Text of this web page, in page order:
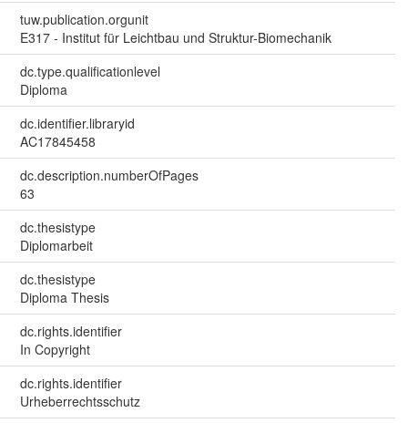
tuw.publication.orgunit
E317 - Institut für Leichtbau und Struktur-Biomechanik
dc.type.qualificationlevel
Diploma
dc.identifier.libraryid
AC17845458
dc.description.numberOfPages
63
dc.thesistype
Diplomarbeit
dc.thesistype
Diploma Thesis
dc.rights.identifier
In Copyright
dc.rights.identifier
Urheberrechtsschutz